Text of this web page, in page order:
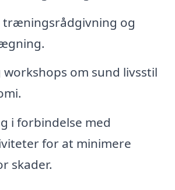
træningsrådgivning og
workshops om sund livsstil
i forbindelse med
for at minimere
skader.